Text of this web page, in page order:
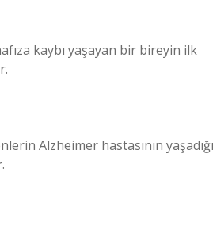
kaybı yaşayan bir bireyin ilk
Alzheimer hastasının yaşadığı